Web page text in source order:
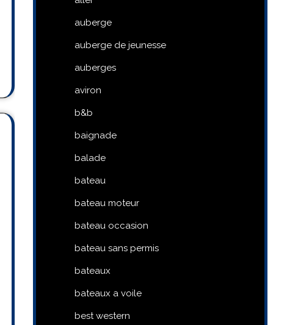
auberge
auberge de jeunesse
auberges
aviron
b&b
baignade
balade
bateau
bateau moteur
bateau occasion
bateau sans permis
bateaux
bateaux a voile
best western